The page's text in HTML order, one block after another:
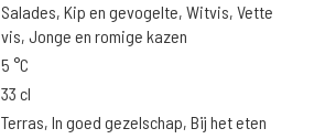
Salades, Kip en gevogelte, Witvis, Vette
vis, Jonge en romige kazen
5 °C
33 cl
Terras, In goed gezelschap, Bij het eten